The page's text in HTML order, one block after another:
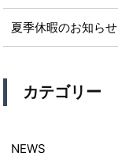
夏季休暇のお知らせ
カテゴリー
NEWS